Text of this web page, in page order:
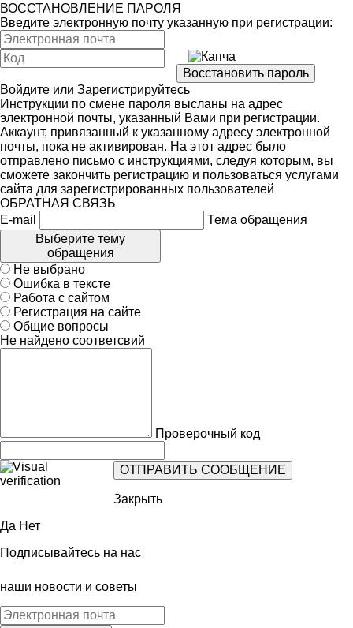
ВОССТАНОВЛЕНИЕ ПАРОЛЯ
Введите электронную почту указанную при регистрации:
Войдите или Зарегистрируйтесь
Инструкции по смене пароля высланы на адрес
электронной почты, указанный Вами при регистрации.
Аккаунт, привязанный к указанному адресу электронной
почты, пока не активирован. На этот адрес было
отправлено письмо с инструкциями, следуя которым, вы
сможете закончить регистрацию и пользоваться услугами
сайта для зарегистрированных пользователей
ОБРАТНАЯ СВЯЗЬ
E-mail
Тема обращения
Выберите тему
обращения
Не выбрано
Ошибка в тексте
Работа с сайтом
Регистрация на сайте
Общие вопросы
Не найдено соответсвий
Проверочный код
Закрыть
Да Нет
Подписывайтесь на нас
наши новости и советы